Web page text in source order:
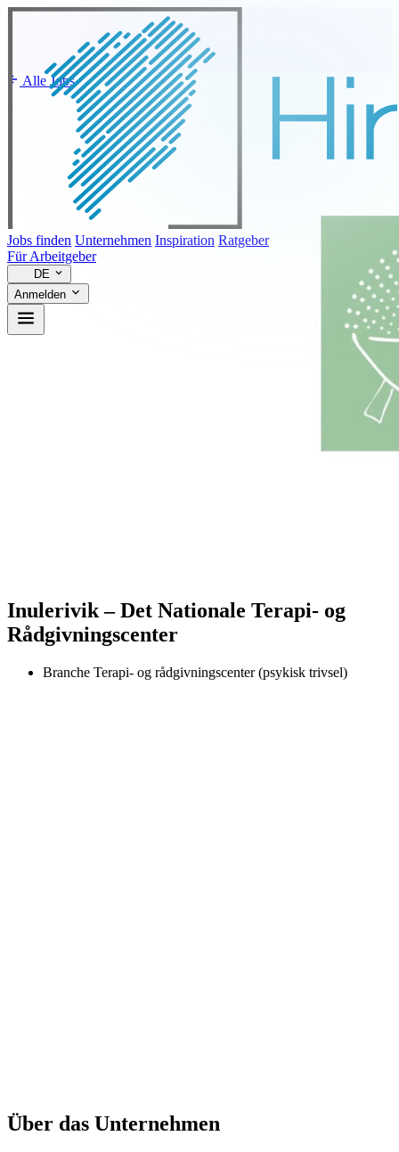
Jobs finden Unternehmen Inspiration Ratgeber
Für Arbeitgeber
DE
Anmelden
Alle Jobs
Inulerivik – Det Nationale Terapi- og
Rådgivningscenter
Branche Terapi- og rådgivningscenter (psykisk trivsel)
Über das Unternehmen